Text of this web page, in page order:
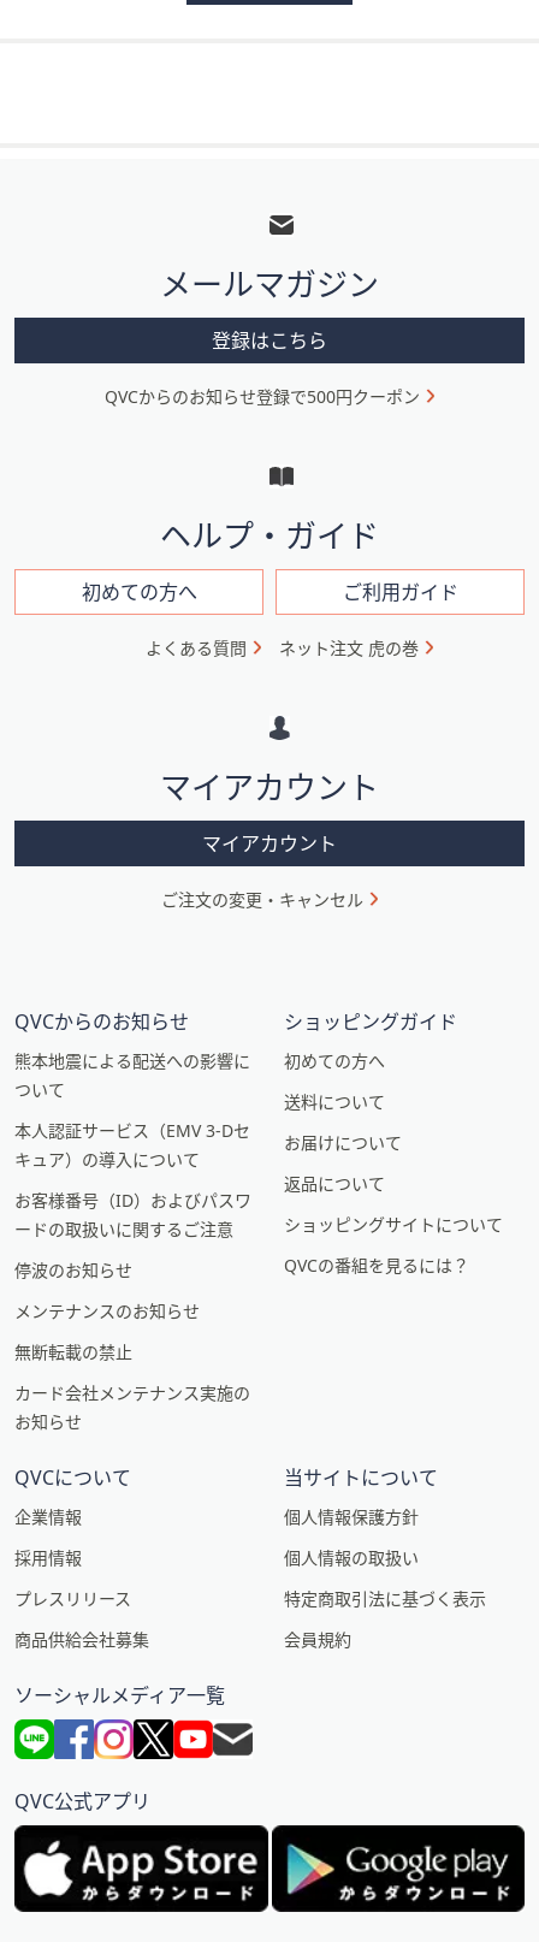
メ
ニ
ン
ン
メールマガジン
登録はこちら
QVCからのお知らせ登録で500円クーポン
ヘルプ・ガイド
初めての方へ ご利用ガイド
よくある質問 ネット注文 虎の巻
マイアカウント
マイアカウント
ご注文の変更・キャンセル
QVCからのお知らせ
熊本地震による配送への影響に
ついて
本人認証サービス（EMV 3-Dセ
キュア）の導入について
お客様番号（ID）およびパスワ
ードの取扱いに関するご注意
停波のお知らせ
メンテナンスのお知らせ
無断転載の禁止
カード会社メンテナンス実施の
お知らせ
ショッピングガイド
初めての方へ
送料について
お届けについて
返品について
ショッピングサイトについて
QVCの番組を見るには？
QVCについて
企業情報
採用情報
プレスリリース
商品供給会社募集
当サイトについて
個人情報保護方針
個人情報の取扱い
特定商取引法に基づく表示
会員規約
ソーシャルメディア一覧
QVC公式アプリ